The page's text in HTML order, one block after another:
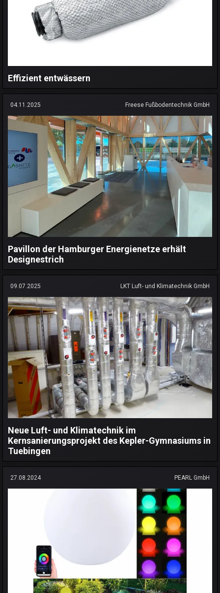
Effizient entwässern
04.11.2025 Freese Fußbodentechnik GmbH
Pavillon der Hamburger Energienetze erhält
Designestrich
09.07.2025 LKT Luft- und Klimatechnik GmbH
Neue Luft- und Klimatechnik im
Kernsanierungsprojekt des Kepler-Gymnasiums in
Tuebingen
27.08.2024 PEARL GmbH